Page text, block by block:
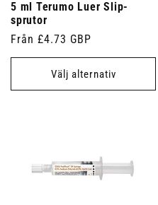
5 ml Terumo Luer Slip-
sprutor
Ordinarie
pris
Från £4.73 GBP
Välj alternativ